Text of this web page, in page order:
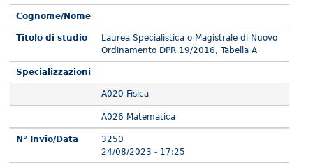
Cognome/Nome
Titolo di studio
Laurea Specialistica o Magistrale di Nuovo
Ordinamento DPR 19/2016, Tabella A
Specializzazioni
A020 Fisica
A026 Matematica
N° Invio/Data
3250
24/08/2023 - 17:25